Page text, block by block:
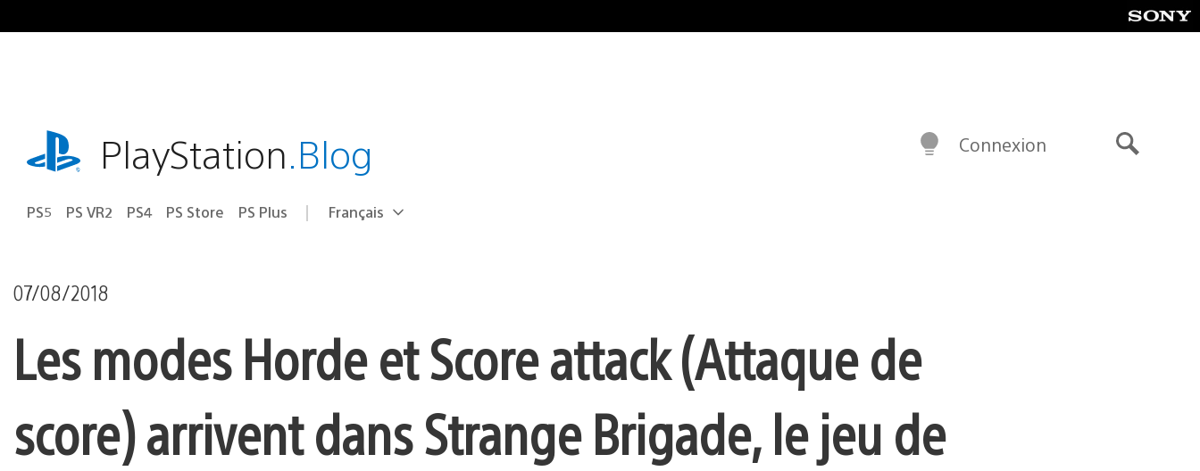
au
playstation.comPlayStation.Blog
PS5 PS VR2 PS4 PS Store PS Plus Choisir
Région
Français
Connexion
07/08/2018
Les modes Horde et Score attack (Attaque de
score) arrivent dans Strange Brigade, le jeu de